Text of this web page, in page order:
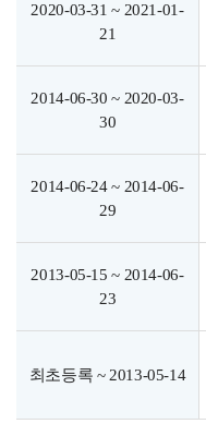
2020-03-31 ~ 2021-01-
21
2014-06-30 ~ 2020-03-
30
2014-06-24 ~ 2014-06-
29
2013-05-15 ~ 2014-06-
23
최초등록 ~ 2013-05-14